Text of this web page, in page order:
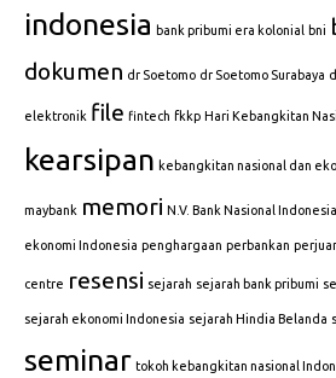
indonesia bank pribumi era kolonial bni
dokumen dr Soetomo dr Soetomo Surabaya
elektronik file fintech fkkp Hari Kebangkitan
kearsipan kebangkitan nasional dan
maybank memori N.V. Bank Nasional Indonesia
ekonomi Indonesia penghargaan perbankan
centre resensi sejarah sejarah bank pribumi
sejarah ekonomi Indonesia sejarah Hindia Belanda
seminar tokoh kebangkitan nasional